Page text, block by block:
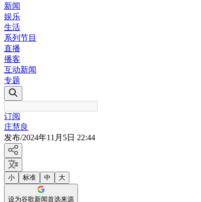
新闻
娱乐
生活
系列节目
直播
播客
互动新闻
专题
订阅
庄慧良
发布/2024年11月5日 22:44
小 标准 中 大
设为谷歌新闻首选来源